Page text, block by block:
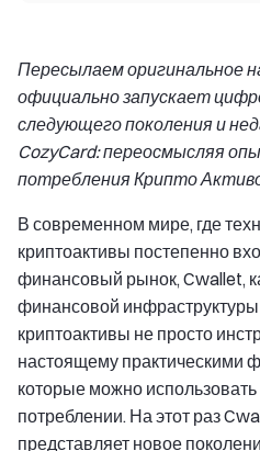
Пересылаем оригинальное
официально запускает
следующего поколения и
CozyCard: переосмысляя
потребления Крипто
В современном мире, где
криптоактивы постепенно
финансовый рынок, Cwallet,
финансовой инфраструктуры
криптоактивы не просто
настоящему практическими
которые можно
потреблении. На этот раз
представляет новое